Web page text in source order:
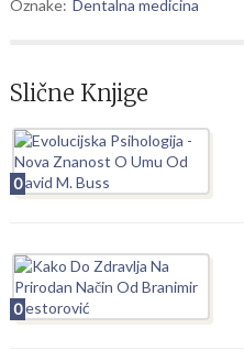
Oznake: Dentalna medicina
Slične Knjige
0
0